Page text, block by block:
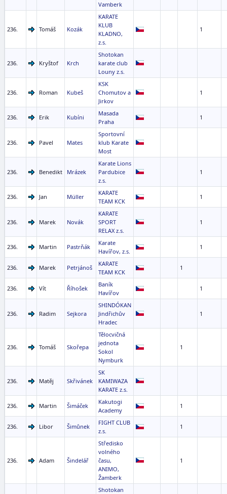
Vamberk
236. Tomáš Kozák
KARATE
KLUB
KLADNO,
z.s.
1
236. Kryštof Krch
Shotokan
karate club
Louny z.s.
236. Roman Kubeš
KSK
Chomutov a
Jirkov
1
236. Erik Kubíni
Masada
Praha
1
236. Pavel Mates
Sportovní
klub Karate
Most
236. Benedikt Mrázek
Karate Lions
Pardubice
z.s.
1
236. Jan Müller
KARATE
TEAM KCK
1
236. Marek Novák
KARATE
SPORT
RELAX z.s.
1
236. Martin Pastrňák
Karate
Havířov, z.s.
1
236. Marek Petrjánoš
KARATE
TEAM KCK
1
236. Vít Říhošek
Baník
Havířov
1
236. Radim Sejkora
SHINDÓKAN
Jindřichův
Hradec
1
236. Tomáš Skořepa
Tělocvičná
jednota
Sokol
Nymburk
1
236. Matěj Skřivánek
SK
KAMIWAZA
KARATE z.s.
236. Martin Šimáček
Kakutogi
Academy
1
236. Libor Šimůnek
FIGHT CLUB
z.s.
1
236. Adam Šindelář
Středisko
volného
času,
ANIMO,
Žamberk
1
Shotokan